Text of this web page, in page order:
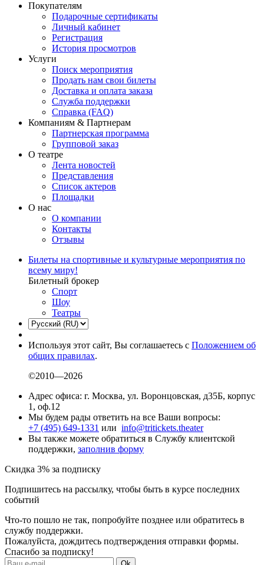
Покупателям
Подарочные сертификаты
Личный кабинет
Регистрация
История просмотров
Услуги
Поиск мероприятия
Продать нам свои билеты
Доставка и оплата заказа
Служба поддержки
Справка (FAQ)
Компаниям & Партнерам
Партнерская программа
Групповой заказ
О театре
Лента новостей
Представления
Список актеров
Площадки
О нас
О компании
Контакты
Отзывы
Билеты на спортивные и культурные мероприятия по
всему миру!
Билетный брокер
Спорт
Шоу
Театры
Используя этот сайт, Вы соглашаетесь с Положением об
общих правилах.
©2010—2026
Адрес офиса: г. Москва, ул. Воронцовская, д35Б, корпус
1, оф.12
Мы будем рады ответить на все Ваши вопросы:
+7 (495) 649-1331 или info@tritickets.theater
Вы также можете обратиться в Службу клиентской
поддержки, заполнив форму
Скидка 3% за подписку
Подпишитесь на рассылку, чтобы быть в курсе последних
событий
Что-то пошло не так, попробуйте позднее или обратитесь в
службу поддержки.
Пожалуйста, дождитесь подтверждения отправки формы.
Спасибо за подписку!